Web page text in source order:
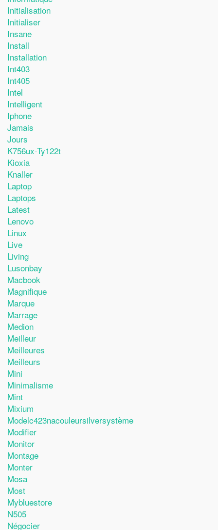
Initialisation
Initialiser
Insane
Install
Installation
Int403
Int405
Intel
Intelligent
Iphone
Jamais
Jours
K756ux-Ty122t
Kioxia
Knaller
Laptop
Laptops
Latest
Lenovo
Linux
Live
Living
Lusonbay
Macbook
Magnifique
Marque
Marrage
Medion
Meilleur
Meilleures
Meilleurs
Mini
Minimalisme
Mint
Mixium
Modelc423nacouleursilversystème
Modifier
Monitor
Montage
Monter
Mosa
Most
Mybluestore
N505
Négocier